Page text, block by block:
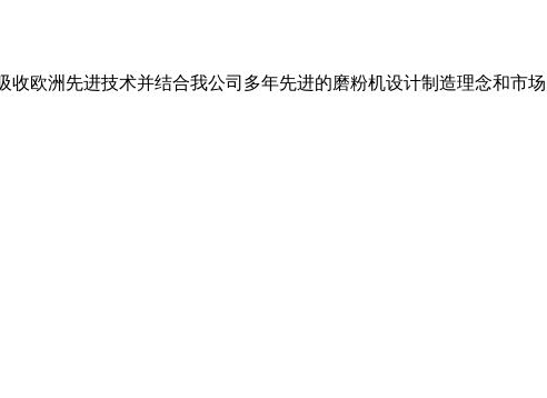
欧洲先进技术并结合我公司多年先进的磨粉机设计制造理念和市